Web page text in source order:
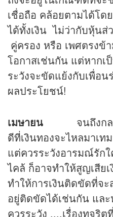
เชื่อถือ คล้อยตามได้โด
ได้ทั้งเงิน ไม่ว่ากับหุ้น
คู่ครอง หรือ เพศตรงข้
โอกาสเช่นกัน แต่หากเ
ระวังจะขัดแย้งกับเพื่อน
ผลประโยชน์!
เมษายน
จนถึงกลา
ดีที่เงินทองจะไหลมาเ
แต่ควรระวังอารมณ์รัก
ไคล้ ก็อาจทำให้สูญเสีย
ทำให้การเงินติดขัดที่จ
อยู่ติดขัดได้เช่นกัน แล
ควรระวัง ....เรื่องทุจริ